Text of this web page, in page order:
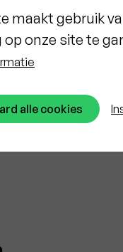
en
maakt gebruik
op onze site te
alle cookies